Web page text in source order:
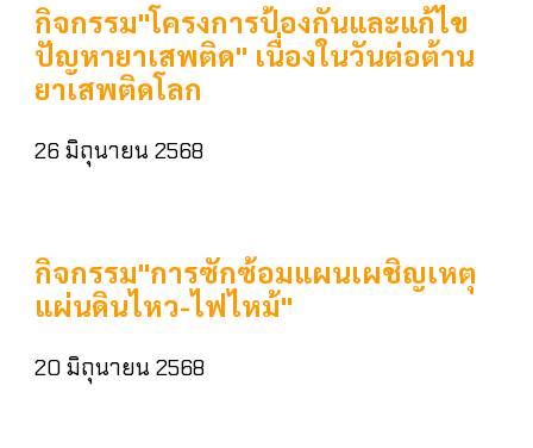
กิจกรรม"โครงการป้องกันและแก้ไข
ปัญหายาเสพติด" เนื่องในวันต่อต้าน
ยาเสพติดโลก
26 มิถุนายน 2568
กิจกรรม"การซักซ้อมแผนเผชิญเหตุ
แผ่นดินไหว-ไฟไหม้"
20 มิถุนายน 2568